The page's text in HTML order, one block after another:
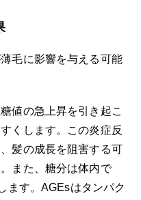
毛に影響を与える可能
値の急上昇を引き起こ
くします。この炎症反
髪の成長を阻害する可
また、糖分は体内で
ます。AGEsはタンパク